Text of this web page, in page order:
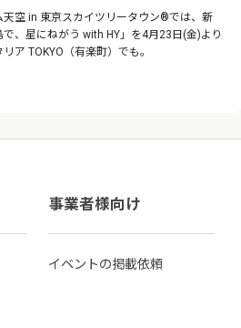
空 in 東京スカイツリータウン®では、新
、星にねがう with HY」を4月23日(金)より
ア TOKYO（有楽町）でも。
事業者様向け
イベントの掲載依頼